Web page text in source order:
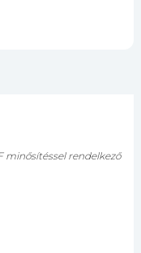
minősítéssel rendelkező